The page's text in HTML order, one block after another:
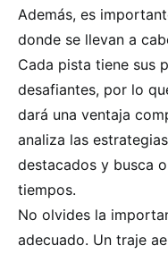
Además, es
donde se llevan a
Cada pista tiene sus
desafiantes, por lo
dará una ventaja
analiza las
destacados y busca
tiempos.
No olvides la
adecuado. Un traje